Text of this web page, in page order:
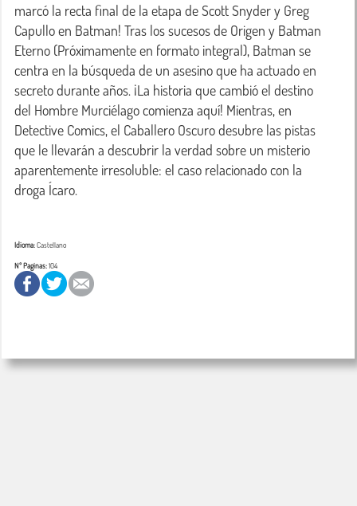
marcó la recta final de la etapa de Scott Snyder y Greg
Capullo en Batman! Tras los sucesos de Origen y Batman
Eterno (Próximamente en formato integral), Batman se
centra en la búsqueda de un asesino que ha actuado en
secreto durante años. ¡La historia que cambió el destino
del Hombre Murciélago comienza aquí! Mientras, en
Detective Comics, el Caballero Oscuro desubre las pistas
que le llevarán a descubrir la verdad sobre un misterio
aparentemente irresoluble: el caso relacionado con la
Idioma:Castellano
Nº Paginas:104